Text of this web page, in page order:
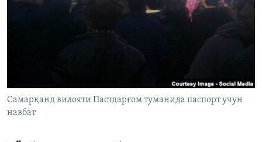
Самарқанд вилояти Пастдарғом туманида паспорт учун
навбат